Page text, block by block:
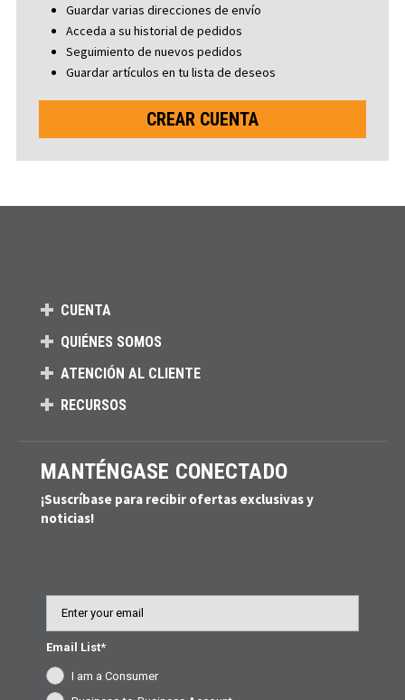
Guardar varias direcciones de envío
Acceda a su historial de pedidos
Seguimiento de nuevos pedidos
Guardar artículos en tu lista de deseos
CREAR CUENTA
CUENTA
QUIÉNES SOMOS
ATENCIÓN AL CLIENTE
RECURSOS
MANTÉNGASE CONECTADO
¡Suscríbase para recibir ofertas exclusivas y
noticias!
Email List*
I am a Consumer